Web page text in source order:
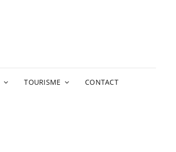
TOURISME CONTACT